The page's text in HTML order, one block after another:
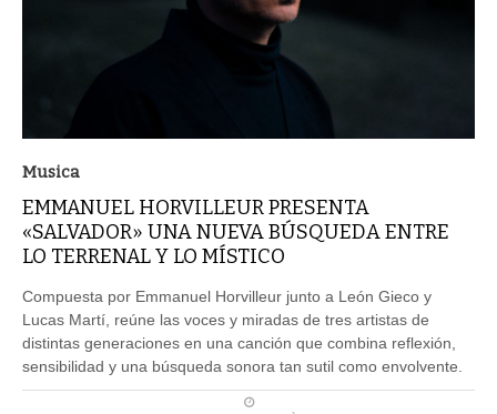
Musica
EMMANUEL HORVILLEUR PRESENTA
«SALVADOR» UNA NUEVA BÚSQUEDA ENTRE
LO TERRENAL Y LO MÍSTICO
Compuesta por Emmanuel Horvilleur junto a León Gieco y
Lucas Martí, reúne las voces y miradas de tres artistas de
distintas generaciones en una canción que combina reflexión,
sensibilidad y una búsqueda sonora tan sutil como envolvente.